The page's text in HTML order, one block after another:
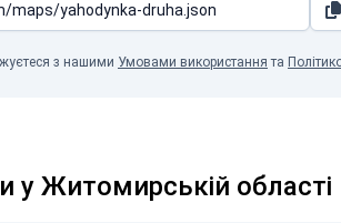
з нашими Умовами використання та
у Житомирській області